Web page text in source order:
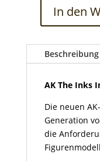
Inks
Intense
Menge
In den
Beschreibung
AK The Inks
Die neuen
Generation
die